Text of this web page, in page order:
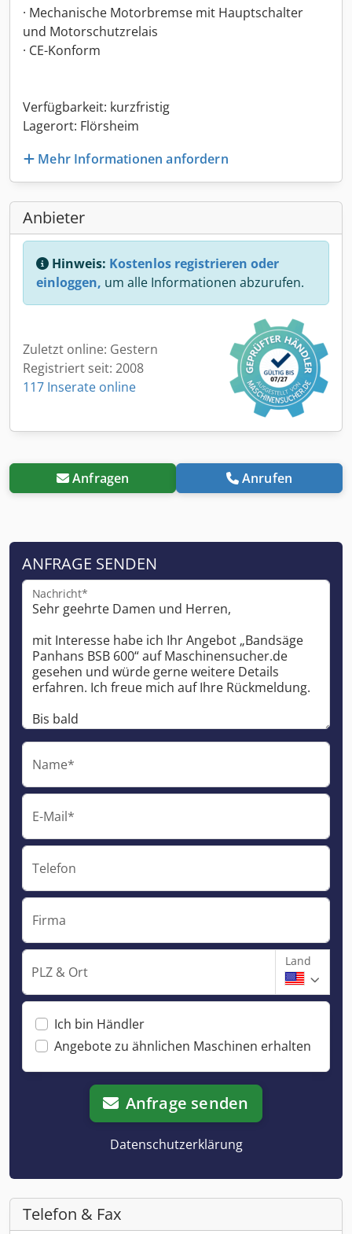
· Mechanische Motorbremse mit Hauptschalter
und Motorschutzrelais
· CE-Konform
Verfügbarkeit: kurzfristig
Lagerort: Flörsheim
Mehr Informationen anfordern
Anbieter
Hinweis: Kostenlos registrieren oder
einloggen, um alle Informationen abzurufen.
Zuletzt online: Gestern
Registriert seit: 2008
117 Inserate online
Anfragen Anrufen
ANFRAGE SENDEN
Nachricht*
Name*
E-Mail*
Telefon
Firma
PLZ & Ort
Land
Ich bin Händler
Angebote zu ähnlichen Maschinen erhalten
Anfrage senden
Datenschutzerklärung
Telefon & Fax